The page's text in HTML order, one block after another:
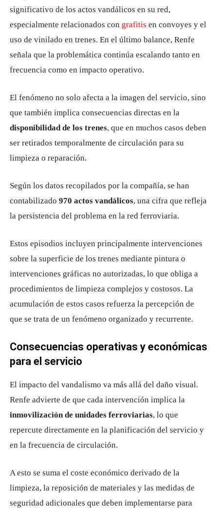
significativo de los actos vandálicos en su red,
especialmente relacionados con grafitis en convoyes y el
uso de vinilado en trenes. En el último balance, Renfe
señala que la problemática continúa escalando tanto en
frecuencia como en impacto operativo.
El fenómeno no solo afecta a la imagen del servicio, sino
que también implica consecuencias directas en la
disponibilidad de los trenes, que en muchos casos deben
ser retirados temporalmente de circulación para su
limpieza o reparación.
Según los datos recopilados por la compañía, se han
contabilizado 970 actos vandálicos, una cifra que refleja
la persistencia del problema en la red ferroviaria.
Estos episodios incluyen principalmente intervenciones
sobre la superficie de los trenes mediante pintura o
intervenciones gráficas no autorizadas, lo que obliga a
procedimientos de limpieza complejos y costosos. La
acumulación de estos casos refuerza la percepción de
que se trata de un fenómeno organizado y recurrente.
Consecuencias operativas y económicas
para el servicio
El impacto del vandalismo va más allá del daño visual.
Renfe advierte de que cada intervención implica la
inmovilización de unidades ferroviarias, lo que
repercute directamente en la planificación del servicio y
en la frecuencia de circulación.
A esto se suma el coste económico derivado de la
limpieza, la reposición de materiales y las medidas de
seguridad adicionales que deben implementarse para